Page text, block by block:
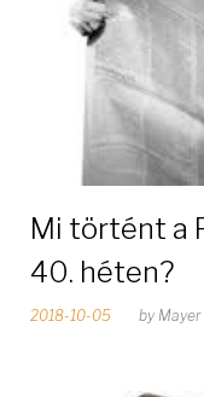
Mi történt a
40. héten?
2018-10-05 by